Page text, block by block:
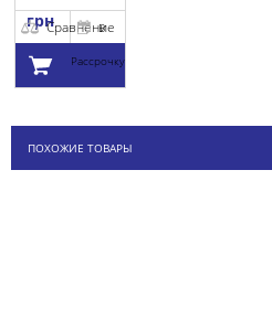
грнСравнение
В
Рассрочку
корзину
ПОХОЖИЕ ТОВАРЫ